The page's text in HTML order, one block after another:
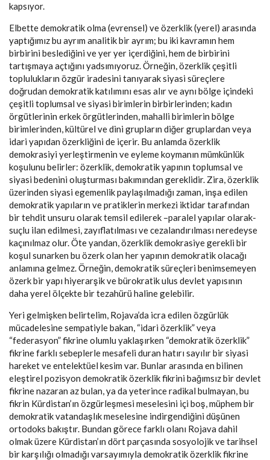
kapsıyor.
Elbette demokratik olma (evrensel) ve özerklik (yerel) arasında
yaptığımız bu ayrım analitik bir ayrım; bu iki kavramın hem
birbirini beslediğini ve yer yer içerdiğini, hem de birbirini
tartışmaya açtığını yadsımıyoruz. Örneğin, özerklik çeşitli
toplulukların özgür iradesini tanıyarak siyasi süreçlere
doğrudan demokratik katılımını esas alır ve aynı bölge içindeki
çeşitli toplumsal ve siyasi birimlerin birbirlerinden; kadın
örgütlerinin erkek örgütlerinden, mahalli birimlerin bölge
birimlerinden, kültürel ve dini grupların diğer gruplardan veya
idari yapıdan özerkliğini de içerir. Bu anlamda özerklik
demokrasiyi yerleştirmenin ve eyleme koymanın mümkünlük
koşulunu belirler: özerklik, demokratik yapının toplumsal ve
siyasi bedenini oluşturması bakımından gereklidir. Zira, özerklik
üzerinden siyasi egemenlik paylaşılmadığı zaman, inşa edilen
demokratik yapıların ve pratiklerin merkezi iktidar tarafından
bir tehdit unsuru olarak temsil edilerek –paralel yapılar olarak-
suçlu ilan edilmesi, zayıflatılması ve cezalandırılması neredeyse
kaçınılmaz olur. Öte yandan, özerklik demokrasiye gerekli bir
koşul sunarken bu özerk olan her yapının demokratik olacağı
anlamına gelmez. Örneğin, demokratik süreçleri benimsemeyen
özerk bir yapı hiyerarşik ve bürokratik ulus devlet yapısının
daha yerel ölçekte bir tezahürü haline gelebilir.
Yeri gelmişken belirtelim, Rojava’da icra edilen özgürlük
mücadelesine sempatiyle bakan, “idari özerklik” veya
“federasyon” fikrine olumlu yaklaşırken “demokratik özerklik”
fikrine farklı sebeplerle mesafeli duran hatırı sayılır bir siyasi
hareket ve entelektüel kesim var. Bunlar arasında en bilinen
eleştirel pozisyon demokratik özerklik fikrini bağımsız bir devlet
fikrine nazaran az bulan, ya da yeterince radikal bulmayan, bu
fikrin Kürdistan’ın özgürleşmesi meselesini içi boş, müphem bir
demokratik vatandaşlık meselesine indirgendiğini düşünen
ortodoks bakıştır. Bundan görece farklı olanı Rojava dahil
olmak üzere Kürdistan’ın dört parçasında sosyolojik ve tarihsel
bir karşılığı olmadığı varsayımıyla demokratik özerklik fikrine